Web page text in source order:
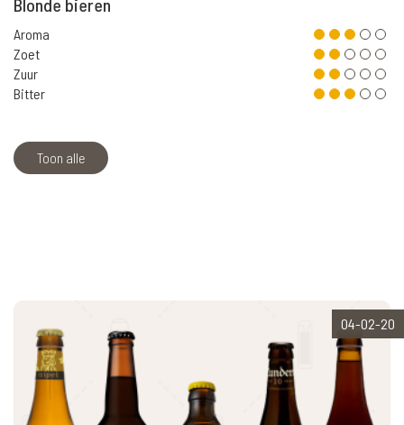
Blonde bieren
Aroma
Zoet
Zuur
Bitter
Toon alle
04-02-20